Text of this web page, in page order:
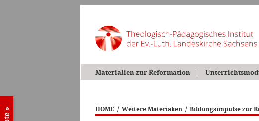
Materialien zur Reformation
HOME / Weitere Materialien / Bildungsimpulse zur